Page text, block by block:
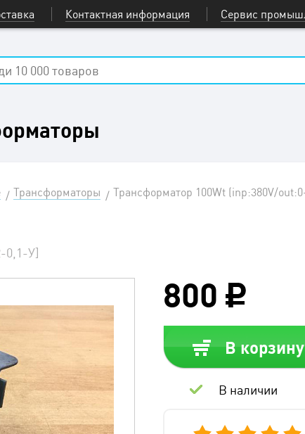
Контактная информация Сервис
Трансформаторы Трансформатор 100Wt (inp:380V/
0,1-У]
800
В корзину
В наличии